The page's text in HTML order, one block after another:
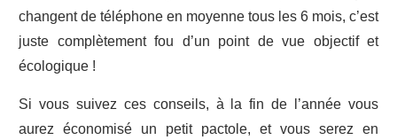
changent de téléphone en moyenne tous les 6 mois, c’est
juste complètement fou d’un point de vue objectif et
écologique !
Si vous suivez ces conseils, à la fin de l’année vous
aurez économisé un petit pactole, et vous serez en